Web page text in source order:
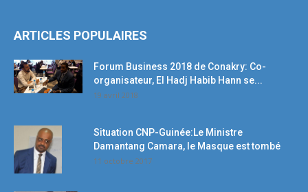
ARTICLES POPULAIRES
Forum Business 2018 de Conakry: Co-
organisateur, El Hadj Habib Hann se...
19 avril 2018
Situation CNP-Guinée:Le Ministre
Damantang Camara, le Masque est tombé
11 octobre 2017